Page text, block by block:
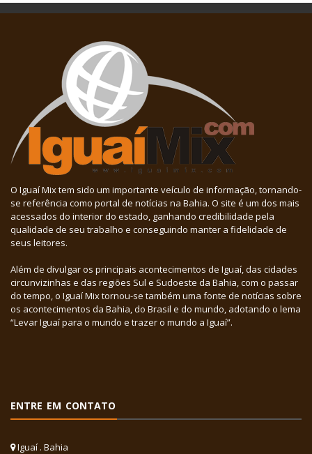
O Iguaí Mix tem sido um importante veículo de informação, tornando-
se referência como portal de notícias na Bahia. O site é um dos mais
acessados do interior do estado, ganhando credibilidade pela
qualidade de seu trabalho e conseguindo manter a fidelidade de
seus leitores.
Além de divulgar os principais acontecimentos de Iguaí, das cidades
circunvizinhas e das regiões Sul e Sudoeste da Bahia, com o passar
do tempo, o Iguaí Mix tornou-se também uma fonte de notícias sobre
os acontecimentos da Bahia, do Brasil e do mundo, adotando o lema
“Levar Iguaí para o mundo e trazer o mundo a Iguaí”.
ENTRE EM CONTATO
Iguaí . Bahia